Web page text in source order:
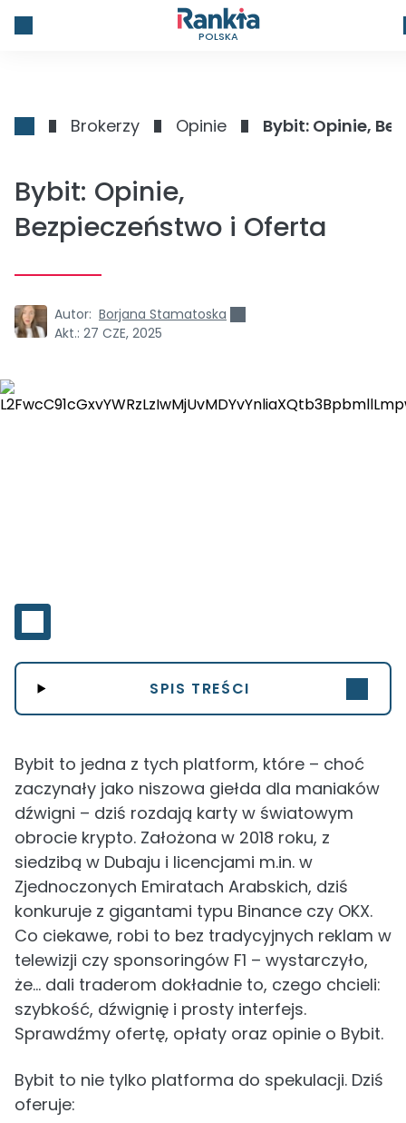
POLSKA
Brokerzy Opinie Bybit: Opinie,
Bybit: Opinie,
Bezpieczeństwo i Oferta
Autor: Borjana Stamatoska
Akt.: 27 CZE, 2025
SPIS TREŚCI
Bybit to jedna z tych platform, które – choć
zaczynały jako niszowa giełda dla maniaków
dźwigni – dziś rozdają karty w światowym
obrocie krypto. Założona w 2018 roku, z
siedzibą w Dubaju i licencjami m.in. w
Zjednoczonych Emiratach Arabskich, dziś
konkuruje z gigantami typu Binance czy OKX.
Co ciekawe, robi to bez tradycyjnych reklam w
telewizji czy sponsoringów F1 – wystarczyło,
że… dali traderom dokładnie to, czego chcieli:
szybkość, dźwignię i prosty interfejs.
Sprawdźmy ofertę, opłaty oraz opinie o Bybit.
Bybit to nie tylko platforma do spekulacji. Dziś
oferuje: